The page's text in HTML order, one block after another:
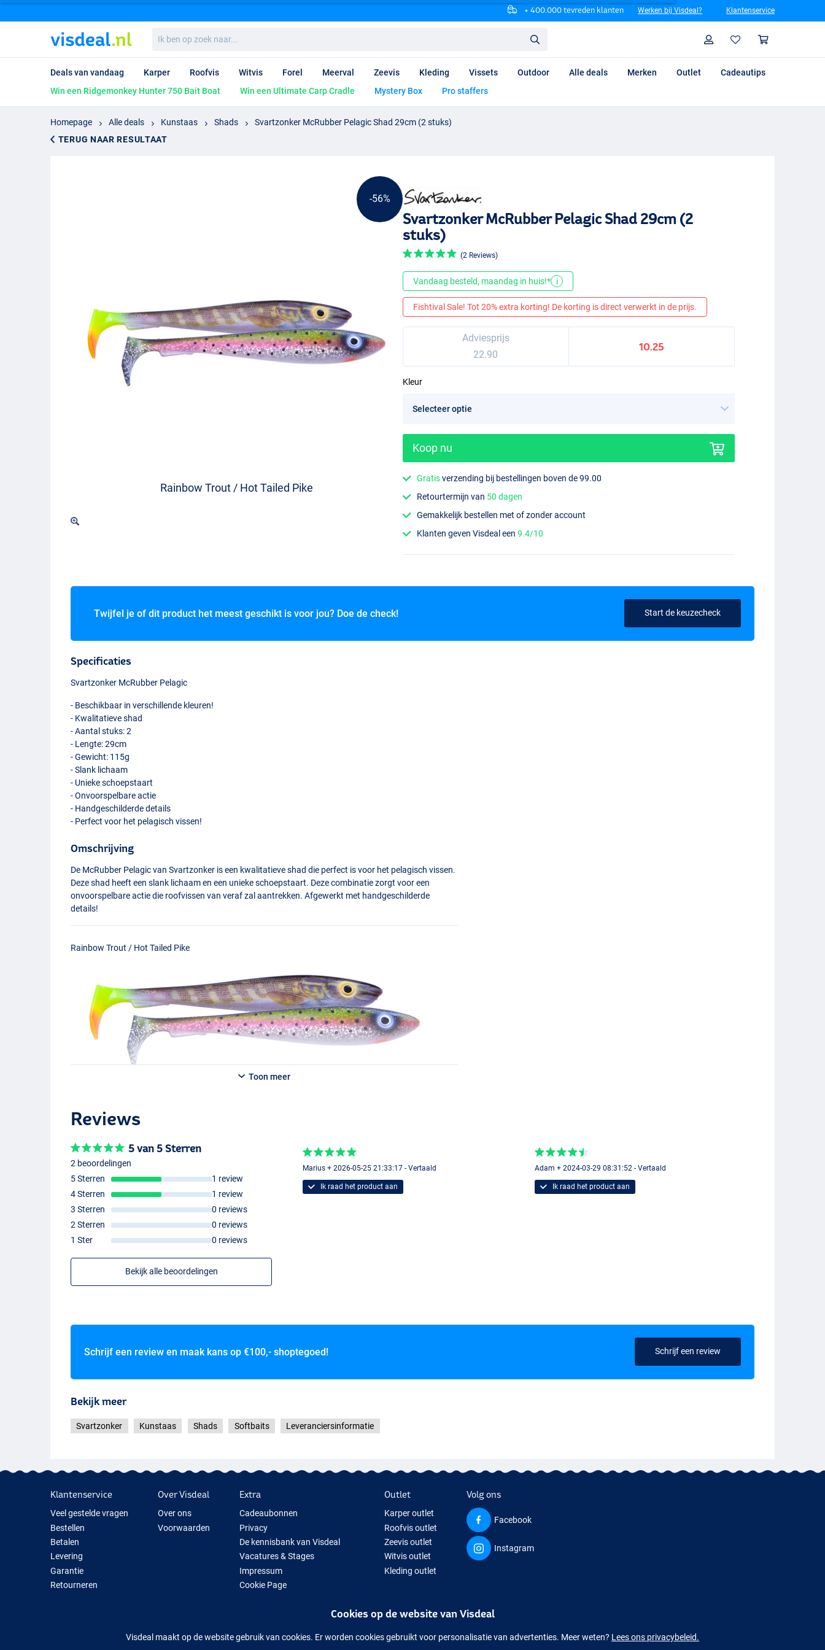
+ 400.000 tevreden klanten Werken bij Visdeal? Klantenservice
ben
op
naar...
Profiel
Deals van vandaag Karper Roofvis Witvis Forel Meerval Zeevis Kleding Vissets Outdoor Alle deals Merken Outlet
Cadeautips
Win een Ridgemonkey Hunter 750 Bait Boat
Win een Ultimate Carp Cradle Mystery Box Pro staffers
Homepage Alle deals Kunstaas Shads
Svartzonker McRubber Pelagic Shad 29cm (2 stuks)
TERUG NAAR RESULTAAT
Rainbow Trout / Hot Tailed Pike
The Roach / Smokey
Smashed Silver
-56%
Svartzonker McRubber Pelagic Shad 29cm (2
stuks)
(2 Reviews)
Vandaag besteld, maandag in huis!* i
Fishtival Sale! Tot 20% extra korting! De korting is direct verwerkt in de prijs.
Adviesprijs
22.90
10.25
Kleur
Koop nu
Gratisverzending bij bestellingen boven de 99.00
Retourtermijn van 50 dagen
Gemakkelijk bestellen met of zonder account
Klanten geven Visdeal een9.4/10
Twijfel je of dit product het meest geschikt is voor jou? Doe de check! Start de keuzecheck
Specificaties
Svartzonker McRubber Pelagic
- Beschikbaar in verschillende kleuren!
- Kwalitatieve shad
- Aantal stuks: 2
- Lengte: 29cm
- Gewicht: 115g
- Slank lichaam
- Unieke schoepstaart
- Onvoorspelbare actie
- Handgeschilderde details
- Perfect voor het pelagisch vissen!
Omschrijving
De McRubber Pelagic van Svartzonker is een kwalitatieve shad die perfect is voor het pelagisch vissen.
Deze shad heeft een slank lichaam en een unieke schoepstaart. Deze combinatie zorgt voor een
onvoorspelbare actie die roofvissen van veraf zal aantrekken. Afgewerkt met handgeschilderde
details!
Rainbow Trout / Hot Tailed Pike
Toon meer
Reviews
5 van 5 Sterren
2 beoordelingen
5 Sterren
1 review
4 Sterren
1 review
3 Sterren
0 reviews
2 Sterren
0 reviews
1 Ster
0 reviews
Bekijk alle beoordelingen
Marius + 2026-05-25 21:33:17 - Vertaald
Ik raad het product aan
Adam + 2024-03-29 08:31:52 - Vertaald
Ik raad het product aan
Schrijf een review en maak kans op €100,- shoptegoed! Schrijf een review
Bekijk meer
Svartzonker Kunstaas Shads Softbaits Leveranciersinformatie
Klantenservice
Veel gestelde vragen
Bestellen
Betalen
Levering
Garantie
Retourneren
Over Visdeal
Over ons
Voorwaarden
Extra
Cadeaubonnen
Privacy
De kennisbank van Visdeal
Vacatures & Stages
Impressum
Cookie Page
Outlet
Karper outlet
Roofvis outlet
Zeevis outlet
Witvis outlet
Kleding outlet
Volg ons
Facebook
Instagram
Cookies op de website van Visdeal
Visdeal maakt op de website gebruik van cookies. Er worden cookies gebruikt voor personalisatie van advertenties. Meer weten? Lees ons privacybeleid.